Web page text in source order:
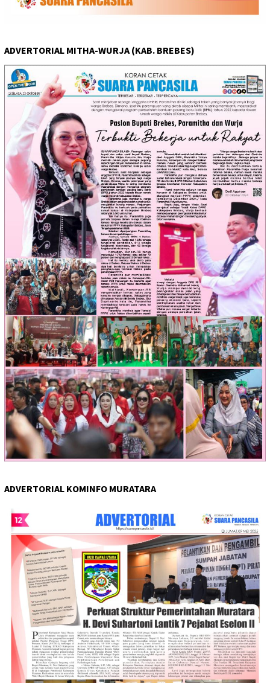
ADVERTORIAL MITHA-WURJA (KAB. BREBES)
ADVERTORIAL KOMINFO MURATARA